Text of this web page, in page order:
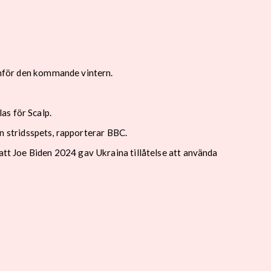
den kommande vintern.
för Scalp.
stridsspets, rapporterar BBC.
Joe Biden 2024 gav Ukraina tillåtelse att använda